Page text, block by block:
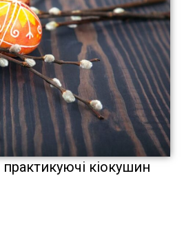
практикуючі кіокушин